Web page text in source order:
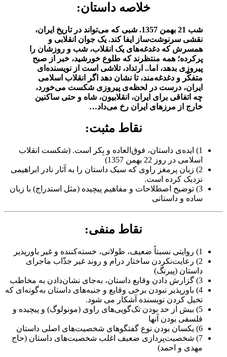
خلاصه داستان:
شب 21 بهمن 1357. شبی که می‌تواند در تاریخ ایران،
نقشی سرنوشت‌ساز ایفا کند. یک جوان انقلابی و
همسرش که دغدغه‌های یک انقلاب، شب و روزشان را
پرکرده؛ همه منتظرند که طلوع خورشید، خبر از صبح
پیروزی بدهد، اما.. ارتداد، تلاشی است از نویسنده‌ای
متفکّر و دغدغه‌مند، تا نشان دهد اگر انقلاب اسلامی
ایران، درست در لحظه‌ی پیروزی شکست می‌خورد،
چه اتفاقی برای ایران، انقلابیون، شاه و حتی ساکنین
خارج از مرزهای ایران رخ می‌داد…
نقاط مثبت:
1) ایده‌ی داستان، فوق‌العاده و بِکر است. (شکست انقلاب
اسلامی در روز 22 بهمن 1357)
2) زبان پرمغز راوی که سبک داستان را به آثار نادر ابراهیمی
نزدیک کرده است.
3) توضیح اصطلاحات و مفاهیم پیچیده (مثل استدراج) با زبان
ساده و داستانی
نقاط منفی:
1) روایتی نسبتاً ضعیف، طولانی، خسته‌کننده و غیر باورپذیر
2) رعایت‌نکردن ساختار درام و روند غیر جذّاب ماجرای
داستان (پیرنگ)
3) گزارش دادن وقایع داستان، به‌جای نشان‌دادن به مخاطب
4) باورپذیر نبودن برخی وقایع و جنبه‌های داستان به‌گونه‌ای که
تخیل کردن نویسنده آشکار می شود.
5) بیش از حد بودن تک‌گویی‌های راوی (مونولوگ) و پیچیده و
فلسفی بودن آنها
6) یکسان بودن نوع گفتگوهای شخصیت‌های اصلی داستان
7) شخصیت‌پردازی ضعیف اغلب شخصیت‌های داستان (حاج
مهدی و احمد)